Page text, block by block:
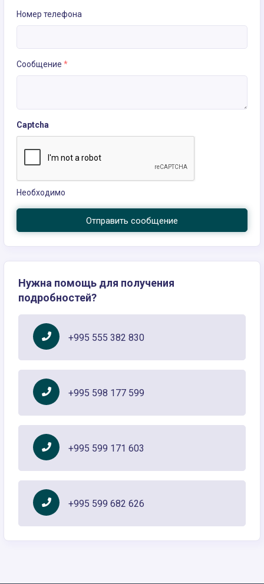
Номер телефона
Сообщение *
Captcha
Необходимо
Отправить сообщение
Нужна помощь для получения
подробностей?
+995 555 382 830
+995 598 177 599
+995 599 171 603
+995 599 682 626